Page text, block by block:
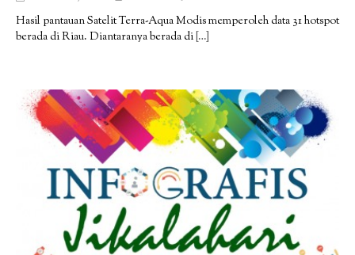
Hasil pantauan Satelit Terra-Aqua Modis memperoleh data 31 hotspot
berada di Riau. Diantaranya berada di […]